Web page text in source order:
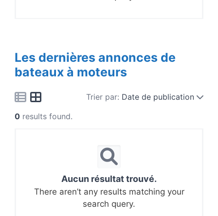
Les dernières annonces de
bateaux à moteurs
Trier par: Date de publication
0 results found.
Aucun résultat trouvé.
There aren’t any results matching your
search query.